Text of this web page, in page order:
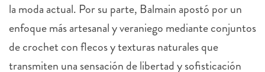
la moda actual. Por su parte, Balmain apostó por un
enfoque más artesanal y veraniego mediante conjuntos
de crochet con flecos y texturas naturales que
transmiten una sensación de libertad y sofisticación